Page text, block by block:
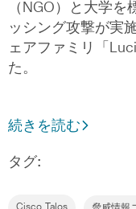
（NGO）と大学
ッシング攻撃が実
ェアファミリ「
た。
続きを読む
タグ:
Cisco Talos